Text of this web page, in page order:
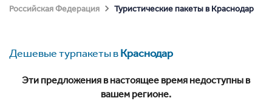
Российская Федерация
Туристические пакеты в Краснодар
Дешевые турпакеты вКраснодар
Эти предложения в настоящее время недоступны в
вашем регионе.